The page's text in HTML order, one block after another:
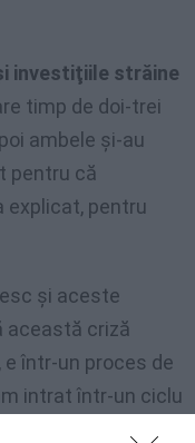
investiţiile străine
timp de doi-trei
ambele şi-au
pentru că
explicat, pentru
şi aceste
această criză
într-un proces de
intrat într-un ciclu